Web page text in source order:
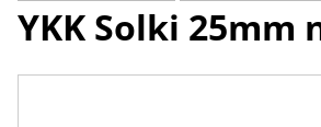
YKK Solki 25mm